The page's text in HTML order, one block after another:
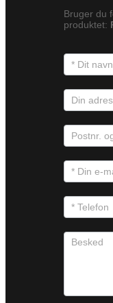
Bruger du
produktet: